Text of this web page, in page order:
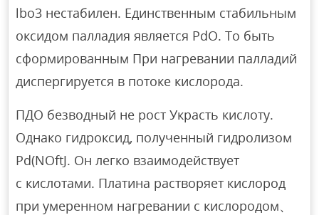
lbo3 нестабилен. Единственным стабильным
оксидом палладия является PdO. To быть
сформированным При нагревании палладий
диспергируется в потоке кислорода.
ПДО безводный не рост Украсть кислоту.
Однако гидроксид, полученный гидролизом
Pd(NOftJ. Он легко взаимодействует
с кислотами. Платина растворяет кислород
при умеренном нагревании с кислородом、